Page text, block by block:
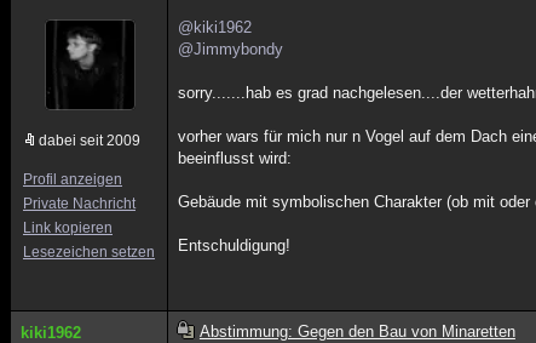
dabei seit 2009
Profil anzeigen
Private Nachricht
Link kopieren
Lesezeichen setzen
@kiki1962
@Jimmybondy
sorry.......hab es grad nachgelesen....der
vorher wars für mich nur n Vogel auf dem Dach
beeinflusst wird:
Gebäude mit symbolischen Charakter (ob mit
Entschuldigung!
kiki1962 Abstimmung: Gegen den Bau von Minaretten